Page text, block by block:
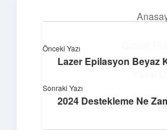
Üretim ve
Yaratıcı projelerle dünyanı
Önceki Yazı
Lazer Epilasyon Beyaz
Sonraki Yazı
2024 Destekleme Ne